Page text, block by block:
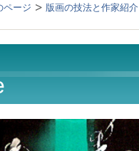
ページ
版画の技法と作家紹介